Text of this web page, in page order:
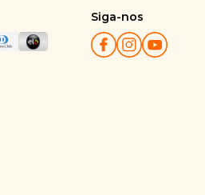
Siga-nos